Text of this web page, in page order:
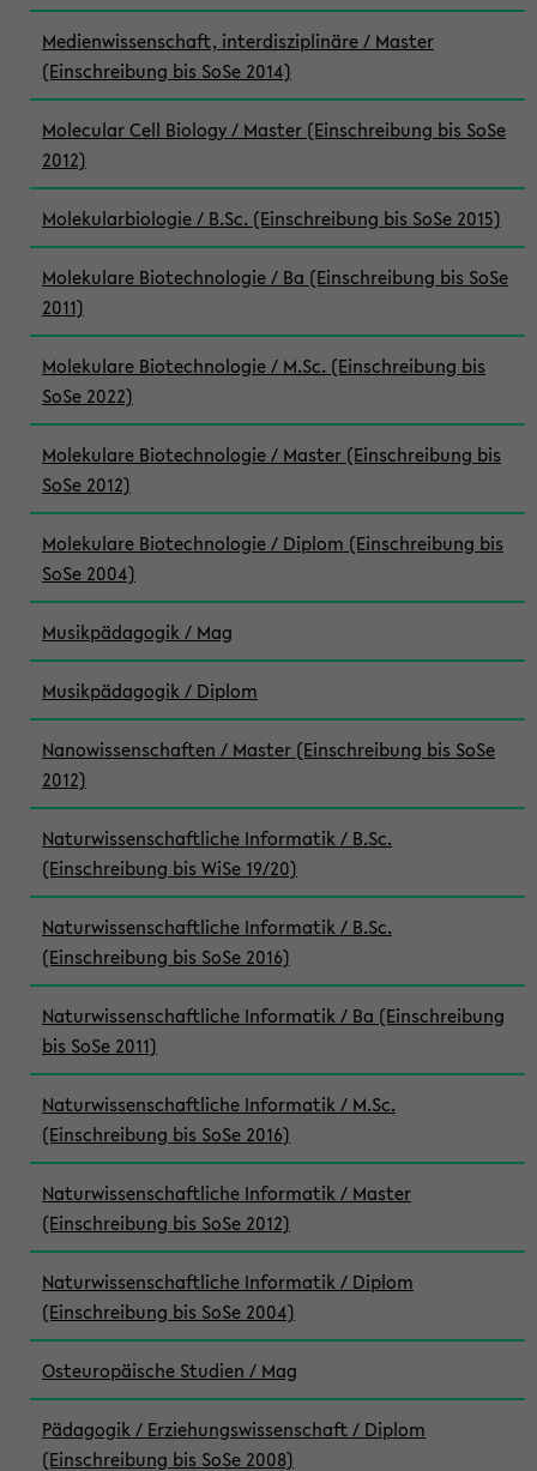
Medienwissenschaft, interdisziplinäre / Master
(Einschreibung bis SoSe 2014)
Molecular Cell Biology / Master (Einschreibung bis SoSe
2012)
Molekularbiologie / B.Sc. (Einschreibung bis SoSe 2015)
Molekulare Biotechnologie / Ba (Einschreibung bis SoSe
2011)
Molekulare Biotechnologie / M.Sc. (Einschreibung bis
SoSe 2022)
Molekulare Biotechnologie / Master (Einschreibung bis
SoSe 2012)
Molekulare Biotechnologie / Diplom (Einschreibung bis
SoSe 2004)
Musikpädagogik / Mag
Musikpädagogik / Diplom
Nanowissenschaften / Master (Einschreibung bis SoSe
2012)
Naturwissenschaftliche Informatik / B.Sc.
(Einschreibung bis WiSe 19/20)
Naturwissenschaftliche Informatik / B.Sc.
(Einschreibung bis SoSe 2016)
Naturwissenschaftliche Informatik / Ba (Einschreibung
bis SoSe 2011)
Naturwissenschaftliche Informatik / M.Sc.
(Einschreibung bis SoSe 2016)
Naturwissenschaftliche Informatik / Master
(Einschreibung bis SoSe 2012)
Naturwissenschaftliche Informatik / Diplom
(Einschreibung bis SoSe 2004)
Osteuropäische Studien / Mag
Pädagogik / Erziehungswissenschaft / Diplom
(Einschreibung bis SoSe 2008)